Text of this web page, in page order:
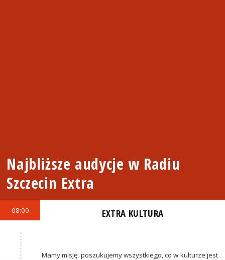
Najbliższe audycje w Radiu
Szczecin Extra
08:00 EXTRA KULTURA
Mamy misję: poszukujemy wszystkiego, co w kulturze jest